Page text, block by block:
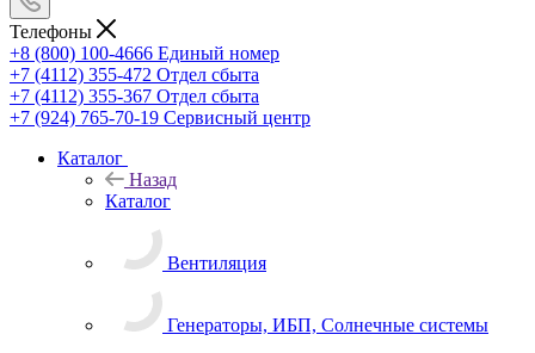
Телефоны
+8 (800) 100-4666 Единый номер
+7 (4112) 355-472 Отдел сбыта
+7 (4112) 355-367 Отдел сбыта
+7 (924) 765-70-19 Сервисный центр
Каталог
Назад
Каталог
Вентиляция
Генераторы, ИБП, Солнечные системы